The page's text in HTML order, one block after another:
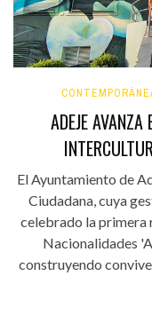
ADEJE
El Ayuntamiento de
Ciudadana, cuya
celebrado la primera
Nacionalidades
construyendo